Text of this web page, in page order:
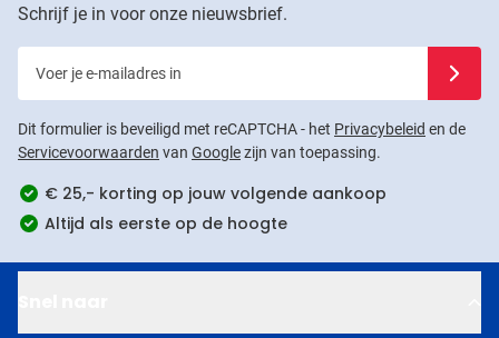
Schrijf je in voor onze nieuwsbrief.
Dit formulier is beveiligd met reCAPTCHA - het Privacybeleid en de
Servicevoorwaarden van Googlezijn van toepassing.
€ 25,- korting op jouw volgende aankoop
Altijd als eerste op de hoogte